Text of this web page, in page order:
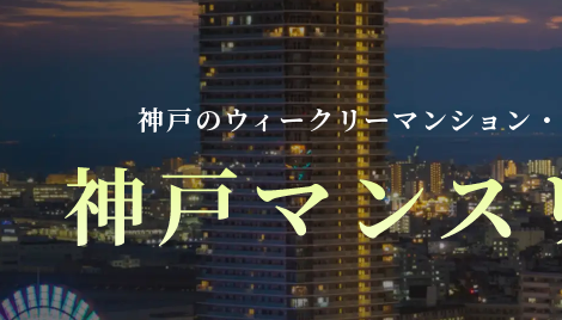
神戸のウィークリーマンション・